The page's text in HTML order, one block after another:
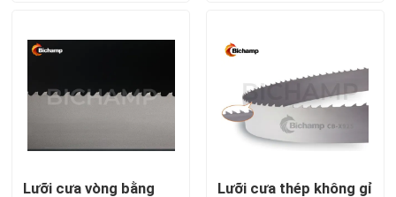
Tham quan nhà máy
Lưỡi cưa vòng bằng
Lưỡi cưa thép không gỉ